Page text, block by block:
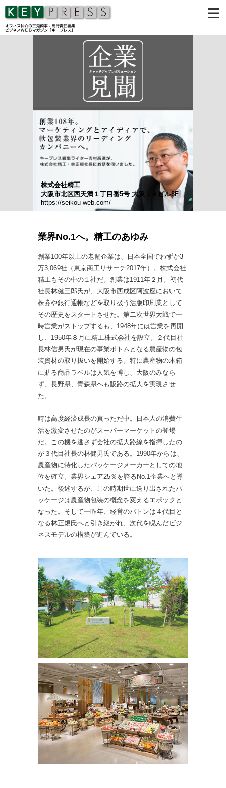
株式会社精工
大阪市北区西天満１丁目番5号 大阪ＪＡビル8F
https://seikou-web.com/
業界No.1へ。精工のあゆみ
創業100年以上の老舗企業は、日本全国でわずか3
万3,069社（東京商工リサーチ2017年）。株式会社
精工もその中の１社だ。創業は1911年２月。初代
社長林健三郎氏が、大阪市西成区阿波座において
株券や銀行通帳などを取り扱う活版印刷業として
その歴史をスタートさせた。第二次世界大戦で一
時営業がストップするも、1948年には営業を再開
し、1950年８月に精工株式会社を設立。２代目社
長林信男氏が現在の事業ボトムとなる農産物の包
装資材の取り扱いを開始する。特に農産物の木箱
に貼る商品ラベルは人気を博し、大阪のみなら
ず、長野県、青森県へも販路の拡大を実現させ
た。
時は高度経済成長の真っただ中。日本人の消費生
活を激変させたのがスーパーマーケットの登場
だ。この機を逃さず会社の拡大路線を指揮したの
が３代目社長の林健男氏である。1990年からは、
農産物に特化したパッケージメーカーとしての地
位を確立。業界シェア25％を誇るNo.1企業へと導
いた。後述するが、この時期世に送り出されたパ
ッケージは農産物包装の概念を変えるエポックと
なった。そして一昨年、経営のバトンは４代目と
なる林正規氏へと引き継がれ、次代を睨んだビジ
ネスモデルの構築が進んでいる。